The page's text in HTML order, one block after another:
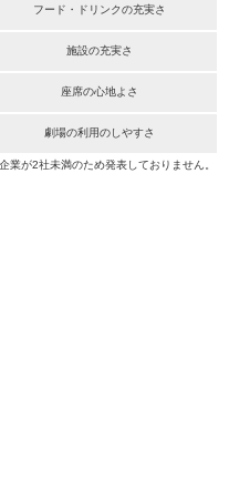
フード・ドリンクの充実さ
施設の充実さ
座席の心地よさ
劇場の利用のしやすさ
が2社未満のため発表しておりません。